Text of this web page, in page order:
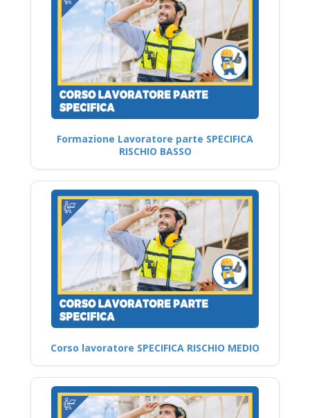
Formazione Lavoratore parte SPECIFICA
RISCHIO BASSO
Corso lavoratore SPECIFICA RISCHIO MEDIO